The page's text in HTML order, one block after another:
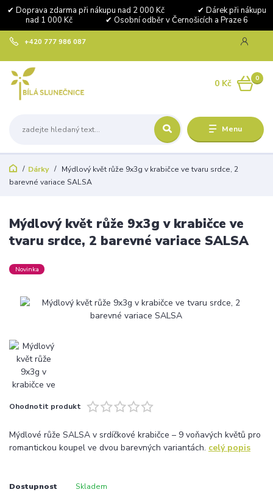
✔ Doprava zdarma při nákupu nad 2 000 Kč ✔ Dárek při nákupu
nad 1 000 Kč ✔ Osobní odběr v Černošicích a Praze 6
Menu
+420 777 986 087
0
0 Kč
Dárky
Mýdlový květ růže 9x3g v krabičce ve tvaru srdce, 2
barevné variace SALSA
Mýdlový květ růže 9x3g v krabičce ve
tvaru srdce, 2 barevné variace SALSA
Novinka
Ohodnotit produkt
Mýdlové růže SALSA v srdíčkové krabičce – 9 voňavých květů pro
romantickou koupel ve dvou barevných variantách. celý popis
Dostupnost Skladem